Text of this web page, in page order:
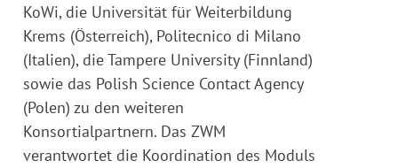
KoWi, die Universität für Weiterbildung
Krems (Österreich), Politecnico di Milano
(Italien), die Tampere University (Finnland)
sowie das Polish Science Contact Agency
(Polen) zu den weiteren
Konsortialpartnern. Das ZWM
verantwortet die Koordination des Moduls